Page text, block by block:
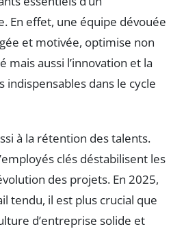
En effet, une équipe dévouée
et motivée, optimise non
aussi l’innovation et la
indispensables dans le cycle
à la rétention des talents.
clés déstabilisent les
des projets. En 2025,
tendu, il est plus crucial que
d’entreprise solide et